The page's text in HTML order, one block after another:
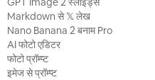
Markdown से 𝕏 लेख
Nano Banana 2 बनाम Pro
AI फोटो एडिटर
फोटो प्रॉम्प्ट
इमेज से प्रॉम्प्ट